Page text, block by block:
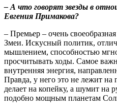
– А что говорят звезды в
Евгения Примакова?
– Премьер – очень
Змеи. Искусный политик,
мышлением, способностью
просчитывать ходы. Самое
внутренняя энергия,
Правда, у него это не лежит на
делает на копейку, а шумит на
подобно мощным планетам